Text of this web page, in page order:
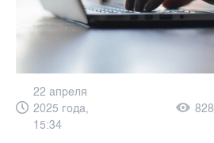
22 апреля
2025 года,
15:34
828